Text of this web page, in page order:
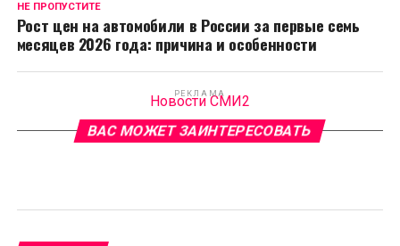
НЕ ПРОПУСТИТЕ
Рост цен на автомобили в России за первые семь
месяцев 2026 года: причина и особенности
РЕКЛАМА
Новости СМИ2
ВАС МОЖЕТ ЗАИНТЕРЕСОВАТЬ